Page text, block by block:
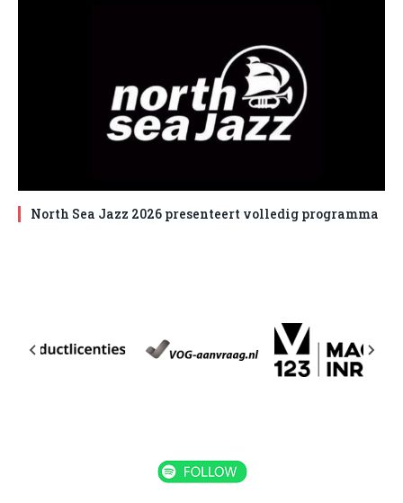
North Sea Jazz 2026 presenteert volledig programma